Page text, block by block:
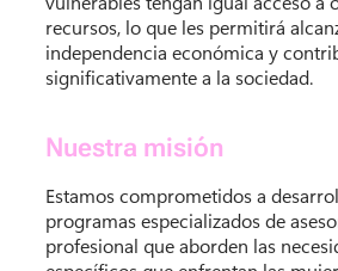
recursos, lo que les permitirá
independencia económica y
significativamente a la sociedad.
Nuestra misión
Estamos comprometidos a
programas especializados de
profesional que aborden las